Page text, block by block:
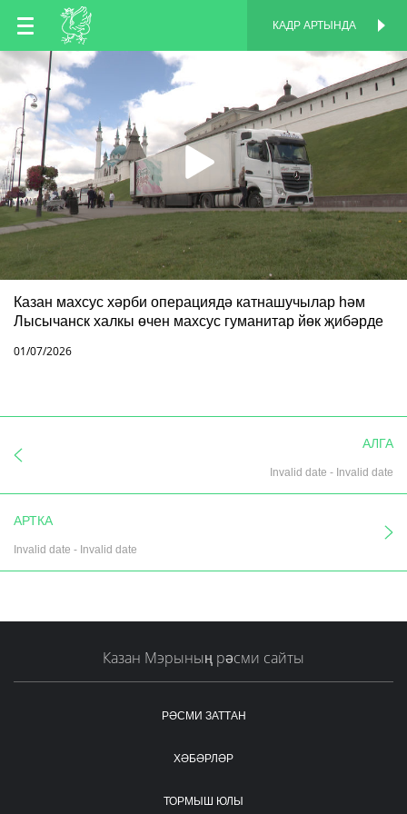
TT
RU
КАДР АРТЫНДА
Казан махсус хәрби операциядә катнашучылар һәм
Лысычанск халкы өчен махсус гуманитар йөк җибәрде
01/07/2026
АЛГА
Invalid date - Invalid date
АРТКА
Invalid date - Invalid date
Казан Мэрының рәсми сайты
РӘСМИ ЗАТТАН
ХӘБӘРЛӘР
ТОРМЫШ ЮЛЫ
КАДР АРТЫНДА